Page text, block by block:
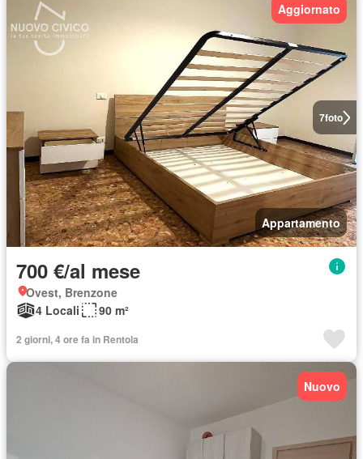
7foto
Aggiornato
Appartamento
700 €/al mese
Ovest, Brenzone
4 Locali
90 m²
2 giorni, 4 ore fa in Rentola
Nuovo